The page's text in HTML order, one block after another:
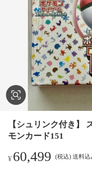
【シュリンク付き】
モンカード151
¥60,499 (税込) 送料込